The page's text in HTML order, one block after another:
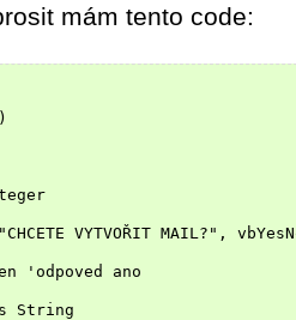
mám tento code:
VYTVOŘIT MAIL?",
'odpoved ano
String